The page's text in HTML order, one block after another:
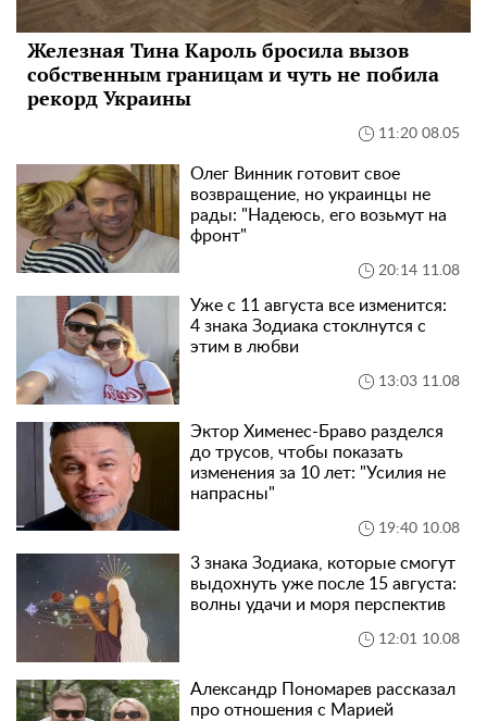
Железная Тина Кароль бросила вызов
собственным границам и чуть не побила
рекорд Украины
11:20 08.05
Олег Винник готовит свое
возвращение, но украинцы не
рады: "Надеюсь, его возьмут на
фронт"
20:14 11.08
Уже с 11 августа все изменится:
4 знака Зодиака стоклнутся с
этим в любви
13:03 11.08
Эктор Хименес-Браво разделся
до трусов, чтобы показать
изменения за 10 лет: "Усилия не
напрасны"
19:40 10.08
3 знака Зодиака, которые смогут
выдохнуть уже после 15 августа:
волны удачи и моря перспектив
12:01 10.08
Александр Пономарев рассказал
про отношения с Марией